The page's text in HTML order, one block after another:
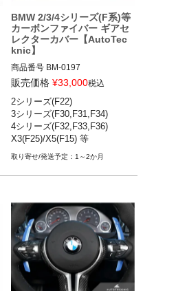
BMW 2/3/4シリーズ(F系)等
カーボンファイバー ギアセ
レクターカバー【AutoTec
knic】
商品番号 BM-0197
BM-0197
BMW 2シリーズ(F22,F23)
BMW 3シリーズ(F30,F31,F34)
BMW 4シリーズ(F32,F33.F36)
BMW 5シリーズ(F07,F10.F11)
BMW 6シリーズ(F06,F12.F13)
BMW X3(F25)
BMW X5(F15)
販売価格 ¥33,000税込
2シリーズ(F22)
3シリーズ(F30,F31,F34)
4シリーズ(F32,F33,F36)
X3(F25)/X5(F15) 等
1～2か月